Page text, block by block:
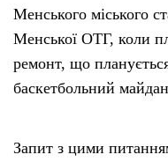
Менського міського
Менської ОТГ, коли
ремонт, що
баскетбольний
Запит з цими